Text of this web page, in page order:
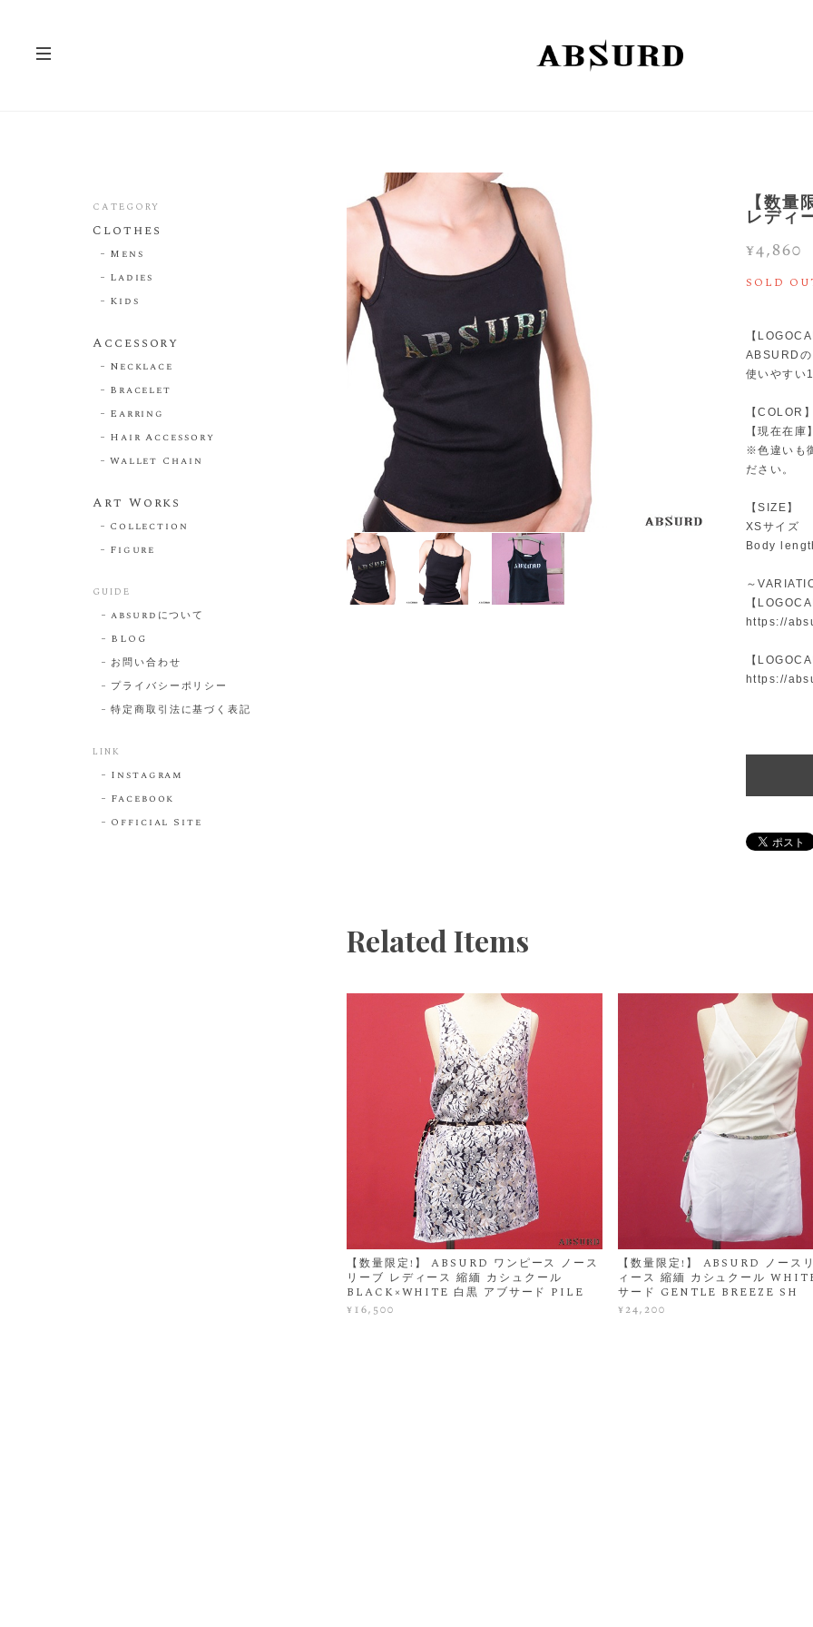
【数
レディ
¥4,860
SOLD
【
ABSURDの
使いやすい
【COLOR
【現在在
※色違いも
ださい。
【SIZE】
XSサイズ
Body
～
【
https://
【
https://
Related Items
【数量限定!】 ABSURD ワンピース ノース
リーブ レディース 縮緬 カシュクール
BLACK×WHITE 白黒 アブサード PILE
¥16,500
【数量限定!】 ABSURD ノース
ィース 縮緬 カシュクール
サード GENTLE BREEZE SH
¥24,200
CATEGORY
Clothes
Mens
Ladies
Kids
Accessory
Necklace
Bracelet
Earring
Hair Accessory
Wallet Chain
Art Works
Collection
Figure
GUIDE
absurdについて
BLOG
お問い合わせ
プライバシーポリシー
特定商取引法に基づく表記
LINK
Instagram
Facebook
Official Site